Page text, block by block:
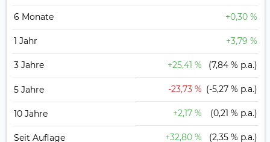
6 Monate +0,30 %
1 Jahr +3,79 %
3 Jahre +25,41 % (7,84 % p.a.)
5 Jahre -23,73 % (-5,27 % p.a.)
10 Jahre +2,17 % (0,21 % p.a.)
Seit Auflage +32,80 % (2,35 % p.a.)